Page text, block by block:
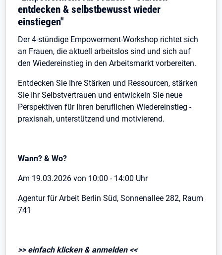
entdecken & selbstbewusst wieder
einstiegen"
Der 4-stündige Empowerment-Workshop richtet sich
an Frauen, die aktuell arbeitslos sind und sich auf
den Wiedereinstieg in den Arbeitsmarkt vorbereiten.
Entdecken Sie Ihre Stärken und Ressourcen, stärken
Sie Ihr Selbstvertrauen und entwickeln Sie neue
Perspektiven für Ihren beruflichen Wiedereinstieg -
praxisnah, unterstützend und motivierend.
Wann? & Wo?
Am 19.03.2026 von 10:00 - 14:00 Uhr
Agentur für Arbeit Berlin Süd, Sonnenallee 282, Raum
741
>> einfach klicken & anmelden <<